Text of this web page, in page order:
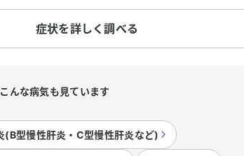
症状を詳しく調べる
んな病気も見ています
(B型慢性肝炎・C型慢性肝炎など)